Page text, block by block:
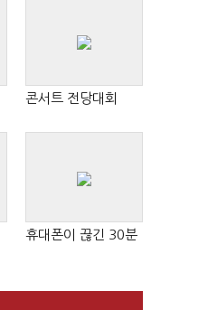
콘서트 전당대회
휴대폰이 끊긴 30분